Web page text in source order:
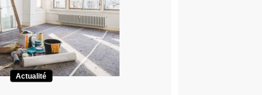
Actualité